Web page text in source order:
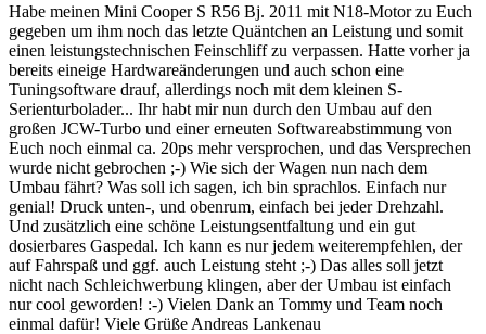
Habe meinen Mini Cooper S R56 Bj. 2011 mit N18-Motor zu Euch
gegeben um ihm noch das letzte Quäntchen an Leistung und somit
einen leistungstechnischen Feinschliff zu verpassen. Hatte vorher ja
bereits eineige Hardwareänderungen und auch schon eine
Tuningsoftware drauf, allerdings noch mit dem kleinen S-
Serienturbolader... Ihr habt mir nun durch den Umbau auf den
großen JCW-Turbo und einer erneuten Softwareabstimmung von
Euch noch einmal ca. 20ps mehr versprochen, und das Versprechen
wurde nicht gebrochen ;-) Wie sich der Wagen nun nach dem
Umbau fährt? Was soll ich sagen, ich bin sprachlos. Einfach nur
genial! Druck unten-, und obenrum, einfach bei jeder Drehzahl.
Und zusätzlich eine schöne Leistungsentfaltung und ein gut
dosierbares Gaspedal. Ich kann es nur jedem weiterempfehlen, der
auf Fahrspaß und ggf. auch Leistung steht ;-) Das alles soll jetzt
nicht nach Schleichwerbung klingen, aber der Umbau ist einfach
nur cool geworden! :-) Vielen Dank an Tommy und Team noch
einmal dafür! Viele Grüße Andreas Lankenau